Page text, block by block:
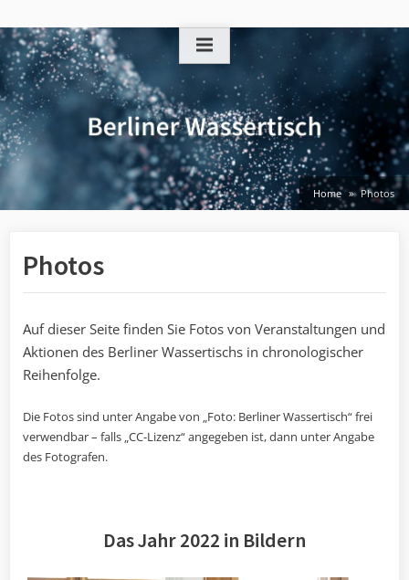
to
content
Home Photos
Photos
Auf dieser Seite finden Sie Fotos von Veranstaltungen und
Aktionen des Berliner Wassertischs in chronologischer
Reihenfolge.
Die Fotos sind unter Angabe von „Foto: Berliner Wassertisch“ frei
verwendbar – falls „CC-Lizenz“ angegeben ist, dann unter Angabe
des Fotografen.
Das Jahr 2022 in Bildern